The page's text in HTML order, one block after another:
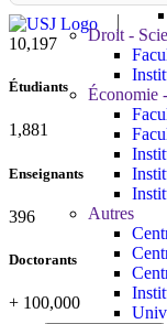
Droit -
Économie
Autres
11,727
Étudiants
2,142
Enseignants
437
Doctorants
+ 100,000